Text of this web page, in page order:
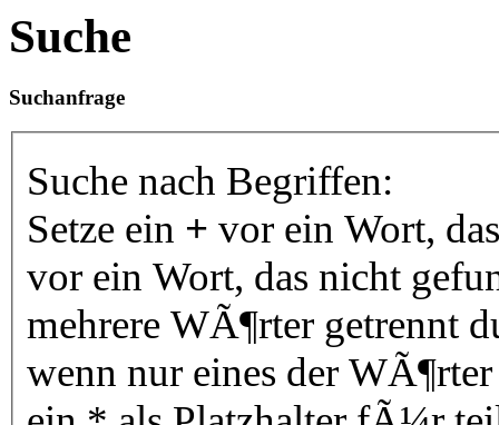
Suche
Suchanfrage
Suche nach Begriffen:
Setze ein + vor ein Wort,
vor ein Wort, das nicht
mehrere WÃ¶rter getrennt
wenn nur eines der